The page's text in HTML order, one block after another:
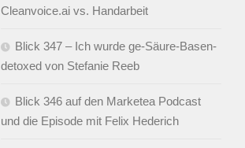
Cleanvoice.ai vs. Handarbeit
Blick 347 – Ich wurde ge-Säure-Basen-
detoxed von Stefanie Reeb
Blick 346 auf den Marketea Podcast
und die Episode mit Felix Hederich